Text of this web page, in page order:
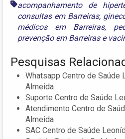
acompanhamento de
consultas em Barreiras,
médicos em Barreiras,
prevenção em Barreirase
Pesquisas
Whatsapp Centro de Saúde
Almeida
Suporte Centro de Saúde
Atendimento Centro de
Almeida
SAC Centro de Saúde